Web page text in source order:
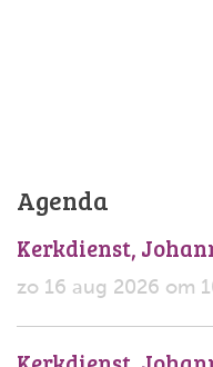
Agenda
Kerkdienst,
zo 16 aug 2026 om